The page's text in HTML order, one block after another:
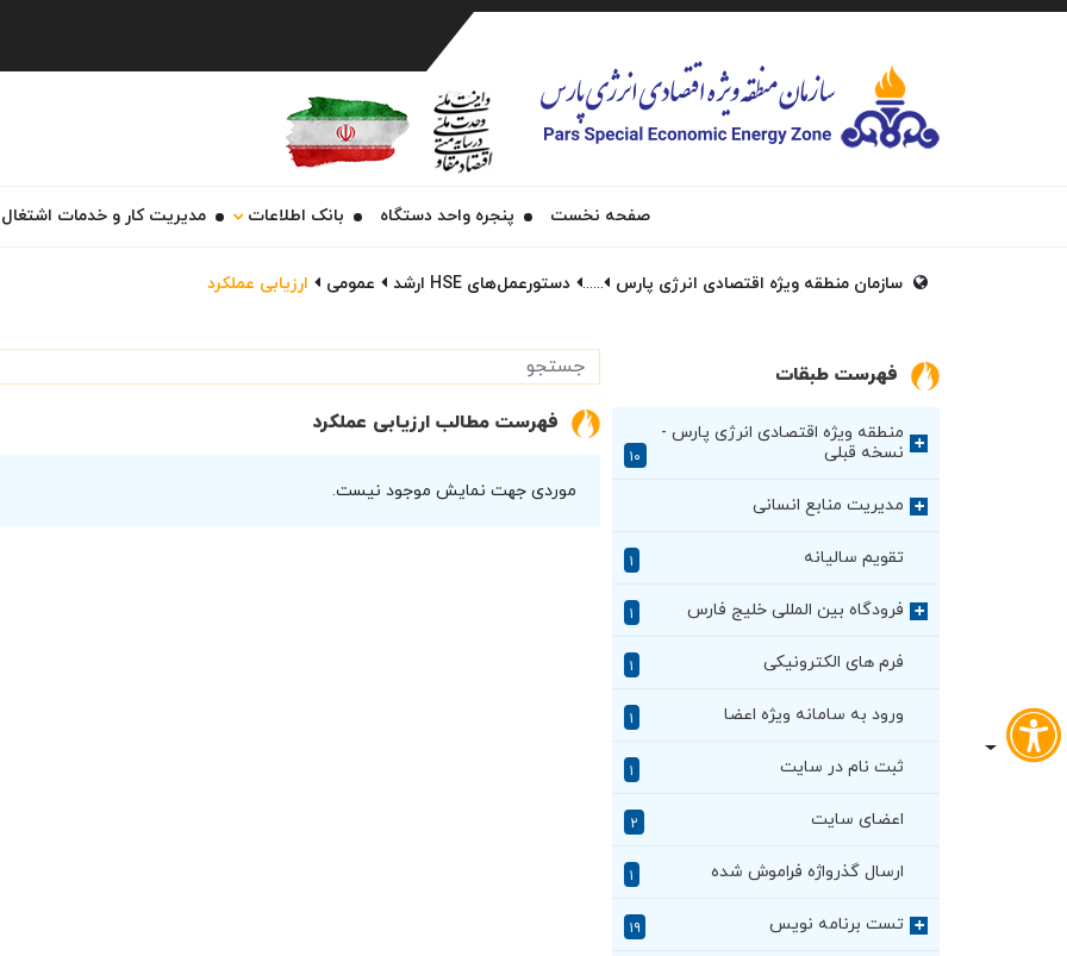
صفحه نخست پنجره واحد دستگاه بانک اطلاعات مدیریت کار و خدمات اشتغال
سازمان منطقه ویژه اقتصادی انرژی پارس ...... دستور‌عمل‌های HSE ارشد عمومی ارزیابی عملکرد
فهرست مطالب ارزیابی عملکرد
موردی جهت نمایش موجود نیست.
فهرست طبقات
+
منطقه ویژه اقتصادی انرژی پارس -
نسخه قبلی
۱۰
+ مدیریت منابع انسانی
تقویم سالیانه ۱
+ فرودگاه بین المللی خلیج فارس ۱
فرم های الکترونیکی ۱
ورود به سامانه ویژه اعضا ۱
ثبت نام در سایت ۱
اعضای سایت ۲
ارسال گذرواژه فراموش شده ۱
+ تست برنامه نویس ۱۹